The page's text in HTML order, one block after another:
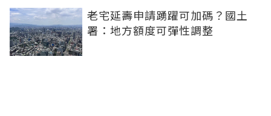
老宅延壽申請踴躍可加碼？國土
署：地方額度可彈性調整